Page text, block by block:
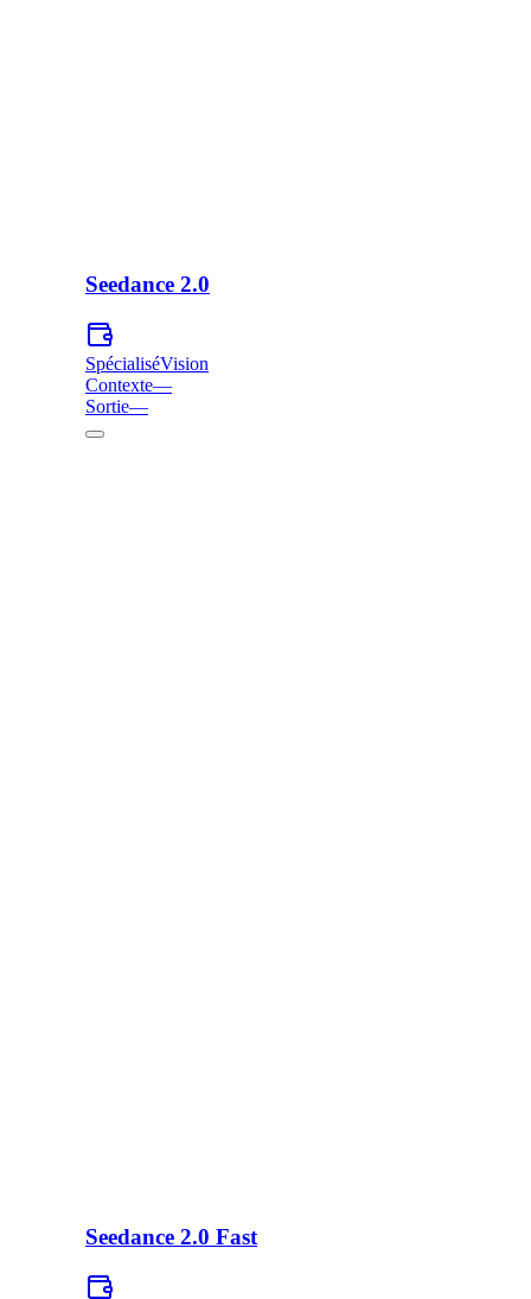
Seedance 2.0
SpécialiséVision
Contexte—
Sortie—
Seedance 2.0 Fast